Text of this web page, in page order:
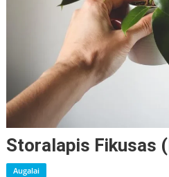
Storalapis Fikusas
Augalai